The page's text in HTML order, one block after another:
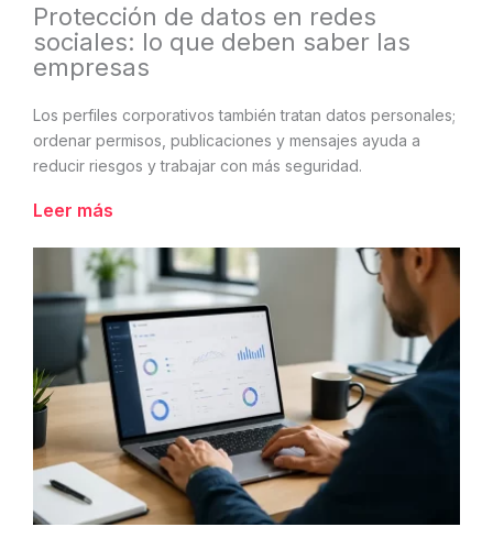
Protección de datos en redes
sociales: lo que deben saber las
empresas
Los perfiles corporativos también tratan datos personales;
ordenar permisos, publicaciones y mensajes ayuda a
reducir riesgos y trabajar con más seguridad.
Leer más